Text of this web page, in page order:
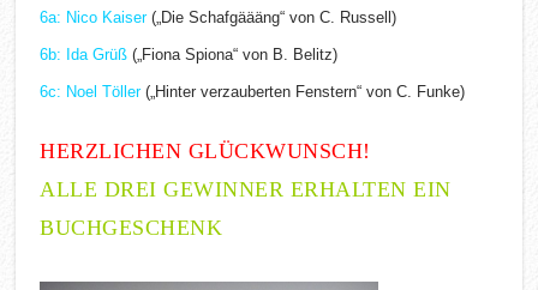
6a: Nico Kaiser(„Die Schafgäääng“ von C. Russell)
6b: Ida Grüß(„Fiona Spiona“ von B. Belitz)
6c: Noel Töller(„Hinter verzauberten Fenstern“ von C. Funke)
HERZLICHEN GLÜCKWUNSCH!
ALLE DREI GEWINNER ERHALTEN EIN
BUCHGESCHENK